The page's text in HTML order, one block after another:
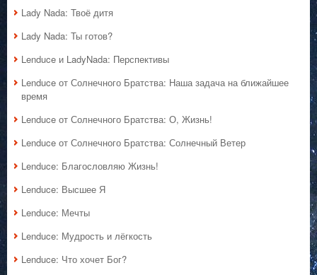
Lady Nada: Твоё дитя
Lady Nada: Ты готов?
Lenduce и LadyNada: Перспективы
Lenduce от Солнечного Братства: Наша задача на ближайшее
время
Lenduce от Солнечного Братства: О, Жизнь!
Lenduce от Солнечного Братства: Солнечный Ветер
Lenduce: Благословляю Жизнь!
Lenduce: Высшее Я
Lenduce: Мечты
Lenduce: Мудрость и лёгкость
Lenduce: Что хочет Бог?